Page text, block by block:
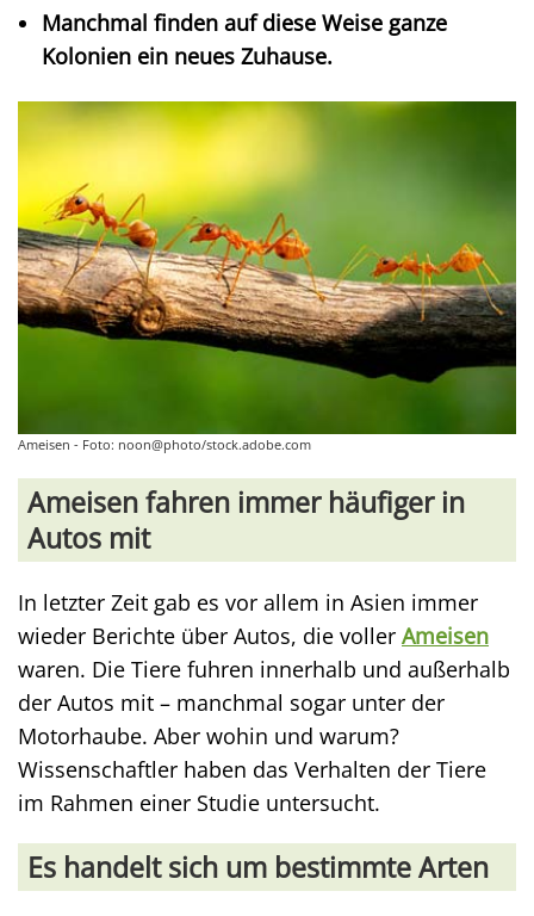
Manchmal finden auf diese Weise ganze
Kolonien ein neues Zuhause.
Ameisen - Foto: noon@photo/stock.adobe.com
Ameisen fahren immer häufiger in
Autos mit
In letzter Zeit gab es vor allem in Asien immer
wieder Berichte über Autos, die voller Ameisen
waren. Die Tiere fuhren innerhalb und außerhalb
der Autos mit – manchmal sogar unter der
Motorhaube. Aber wohin und warum?
Wissenschaftler haben das Verhalten der Tiere
im Rahmen einer Studie untersucht.
Es handelt sich um bestimmte Arten